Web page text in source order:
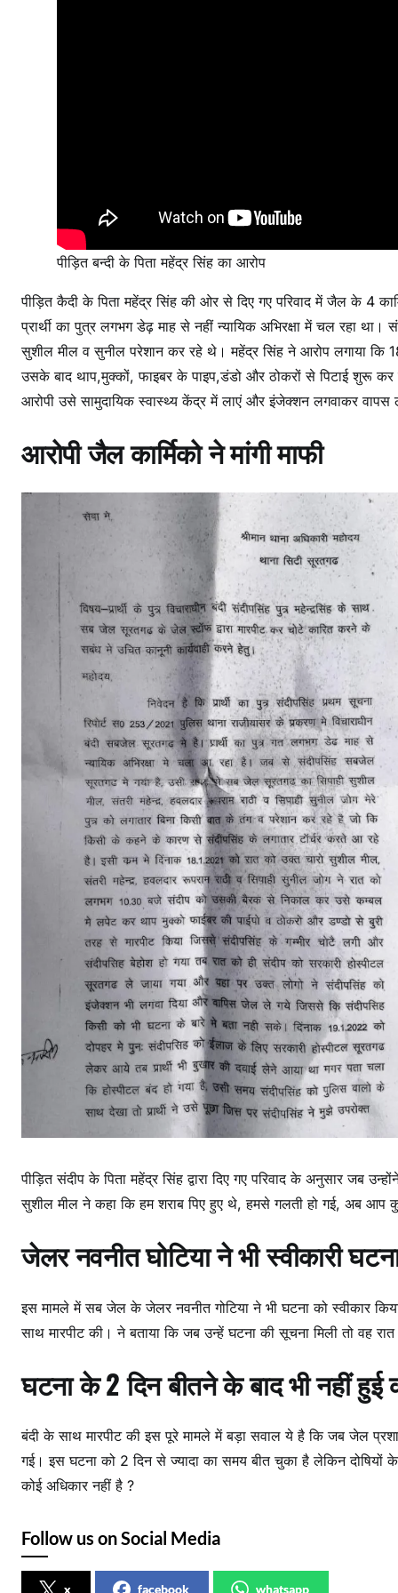
पीड़ित बन्दी के पिता महेंद्र सिंह का आरोप
पीड़ित कैदी के पिता महेंद्र सिंह की ओर से दिए गए परिवाद में जैल के 4
प्रार्थी का पुत्र लगभग डेढ़ माह से नहीं न्यायिक अभिरक्षा में चल रहा
सुशील मील व सुनील परेशान कर रहे थे। महेंद्र सिंह ने आरोप लगाया कि
उसके बाद थाप,मुक्कों, फाइबर के पाइप,डंडो और ठोकरों से पिटाई शुरू कर
आरोपी उसे सामुदायिक स्वास्थ्य केंद्र में लाएं और इंजेक्शन लगवाकर वापस
आरोपी जैल कार्मिको ने मांगी माफी
पीड़ित संदीप के पिता महेंद्र सिंह द्वारा दिए गए परिवाद के अनुसार जब
सुशील मील ने कहा कि हम शराब पिए हुए थे, हमसे गलती हो गई, अब आप
जेलर नवनीत घोटिया ने भी स्वीकारी
इस मामले में सब जेल के जेलर नवनीत गोटिया ने भी घटना को स्वीकार
साथ मारपीट की। ने बताया कि जब उन्हें घटना की सूचना मिली तो वह
घटना के 2 दिन बीतने के बाद भी नहीं हुई
बंदी के साथ मारपीट की इस पूरे मामले में बड़ा सवाल ये है कि जब जेल
गई। इस घटना को 2 दिन से ज्यादा का समय बीत चुका है लेकिन दोषियों
कोई अधिकार नहीं है ?
Follow us on Social Media
x facebook whatsapp